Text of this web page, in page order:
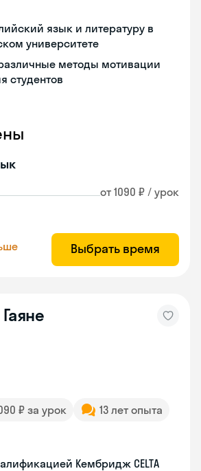
язык и литературу в
университете
методы мотивации
студентов
от 1090 ₽ / урок
Выбрать время
Гаяне
₽ за урок
13 лет опыта
Кембридж CELTA